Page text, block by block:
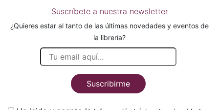
Suscríbete a nuestra newsletter
¿Quieres estar al tanto de las últimas novedades y eventos de
la librería?
Suscribirme